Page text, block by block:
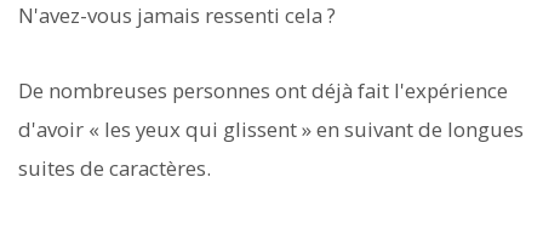
N'avez-vous jamais ressenti cela ?
De nombreuses personnes ont déjà fait l'expérience
d'avoir « les yeux qui glissent » en suivant de longues
suites de caractères.